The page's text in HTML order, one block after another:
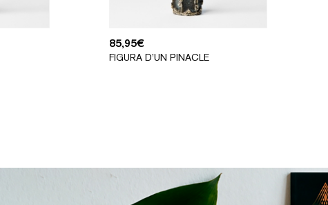
85,95€
FIGURA D’UN PINACLE